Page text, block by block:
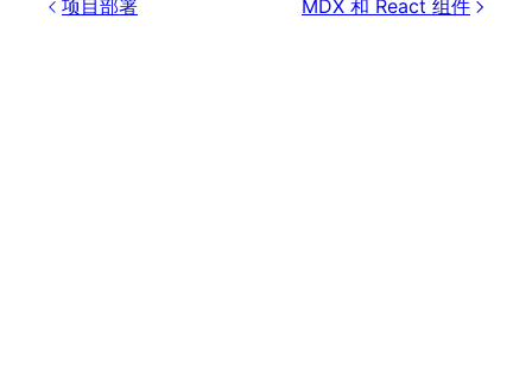
项目部署 MDX 和 React 组件